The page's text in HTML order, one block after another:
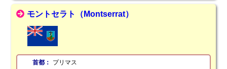
モントセラト（Montserrat）
首都：
プリマス